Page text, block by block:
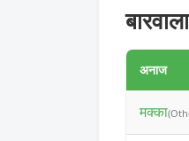
अनाज
मक्का